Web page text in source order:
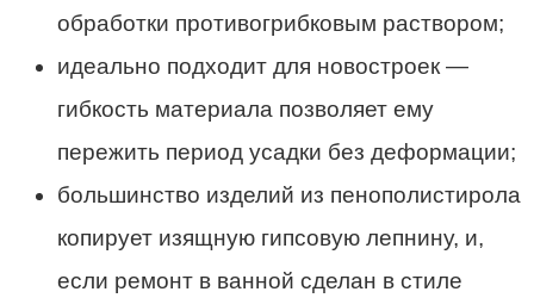
обработки противогрибковым раствором;
идеально подходит для новостроек —
гибкость материала позволяет ему
пережить период усадки без деформации;
большинство изделий из пенополистирола
копирует изящную гипсовую лепнину, и,
если ремонт в ванной сделан в стиле